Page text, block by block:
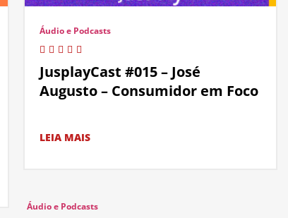
Áudio e Podcasts
JusplayCast #015 – José
Augusto – Consumidor em Foco
LEIA MAIS
Áudio e Podcasts